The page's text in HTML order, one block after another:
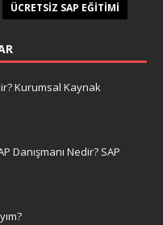
ÜCRETSIZ SAP EĞITIMI
Kurumsal Kaynak
Danışmanı Nedir? SAP